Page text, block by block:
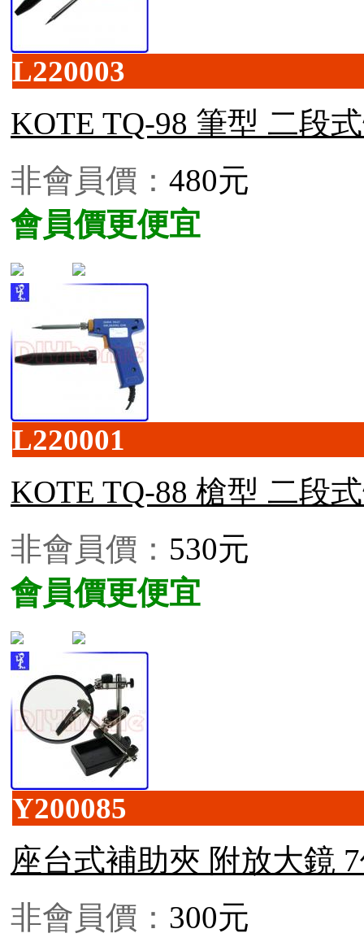
L220003
KOTE TQ-98 筆型 二段
非會員價： 480元
會員價更便宜
L220001
KOTE TQ-88 槍型 二段
非會員價： 530元
會員價更便宜
Y200085
座台式補助夾 附放大鏡
非會員價： 300元